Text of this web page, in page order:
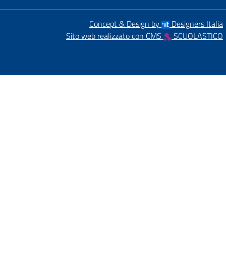
Concept & Design by
Designers Italia
Sito web realizzato con CMS
SCUOLASTICO